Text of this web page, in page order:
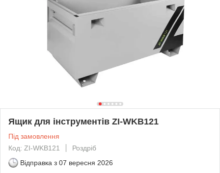
Ящик для інструментів ZI-WKB121
Під замовлення
Код: ZI-WKB121
Роздріб
Відправка з 07 вересня 2026